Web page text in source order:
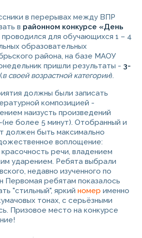
в перерывах между ВПР
в районном конкурсе «День
для обучающихся 1 – 4
образовательных
района, на базе МАОУ
пришли результаты - 3-
в своей возрастной категории).
должны были записать
композицией -
наизусть произведений
более 5 минут). Отобранный и
должен быть максимально
воплощение:
речи, владением
ударением. Ребята выбрали
недавно изученного по
Первомая ребятам показалось
"стильный", яркий номер именно
тонах, с серьёзными
Призовое место на конкурсе